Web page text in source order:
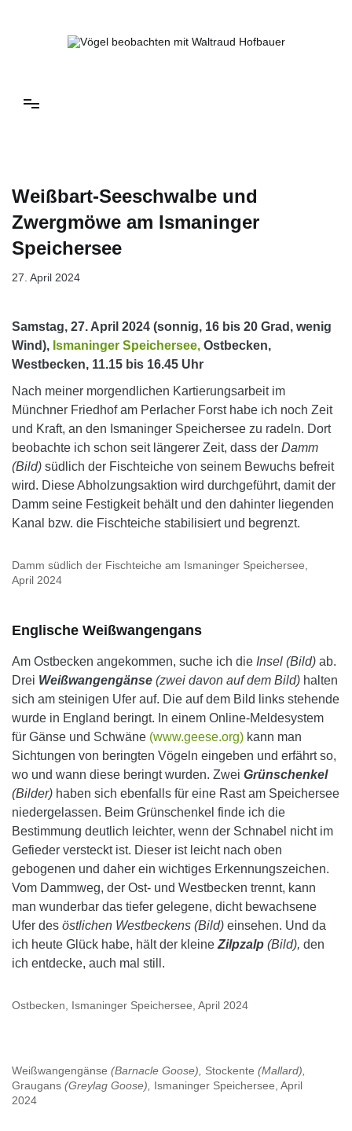
Weißbart-Seeschwalbe und
Zwergmöwe am Ismaninger
Speichersee
27. April 2024
Samstag, 27. April 2024 (sonnig, 16 bis 20 Grad, wenig
Wind), Ismaninger Speichersee, Ostbecken,
Westbecken, 11.15 bis 16.45 Uhr
Nach meiner morgendlichen Kartierungsarbeit im
Münchner Friedhof am Perlacher Forst habe ich noch Zeit
und Kraft, an den Ismaninger Speichersee zu radeln. Dort
beobachte ich schon seit längerer Zeit, dass der Damm
(Bild) südlich der Fischteiche von seinem Bewuchs befreit
wird. Diese Abholzungsaktion wird durchgeführt, damit der
Damm seine Festigkeit behält und den dahinter liegenden
Kanal bzw. die Fischteiche stabilisiert und begrenzt.
Damm südlich der Fischteiche am Ismaninger Speichersee,
April 2024
Englische Weißwangengans
Am Ostbecken angekommen, suche ich die Insel (Bild) ab.
Drei Weißwangengänse (zwei davon auf dem Bild) halten
sich am steinigen Ufer auf. Die auf dem Bild links stehende
wurde in England beringt. In einem Online-Meldesystem
für Gänse und Schwäne (www.geese.org) kann man
Sichtungen von beringten Vögeln eingeben und erfährt so,
wo und wann diese beringt wurden. Zwei Grünschenkel
(Bilder) haben sich ebenfalls für eine Rast am Speichersee
niedergelassen. Beim Grünschenkel finde ich die
Bestimmung deutlich leichter, wenn der Schnabel nicht im
Gefieder versteckt ist. Dieser ist leicht nach oben
gebogenen und daher ein wichtiges Erkennungszeichen.
Vom Dammweg, der Ost- und Westbecken trennt, kann
man wunderbar das tiefer gelegene, dicht bewachsene
Ufer des östlichen Westbeckens (Bild) einsehen. Und da
ich heute Glück habe, hält der kleine Zilpzalp (Bild), den
ich entdecke, auch mal still.
Ostbecken, Ismaninger Speichersee, April 2024
Weißwangengänse (Barnacle Goose), Stockente (Mallard),
Graugans (Greylag Goose),
Ismaninger Speichersee, April
2024